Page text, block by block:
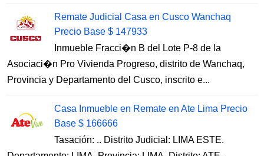
Remate Judicial Casa en Cusco Wanchaq
Precio Base $ 147933
Inmueble Fracci�n B del Lote P-8 de la
Asociaci�n Pro Vivienda Progreso, distrito de Wanchaq,
Provincia y Departamento del Cusco, inscrito e...
Casa Inmueble en Remate en Ate Lima Precio
Base $ 166666
Tasación: .. Distrito Judicial: LIMA ESTE.